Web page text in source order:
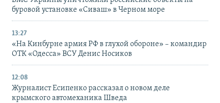
буровой установке «Сиваш» в Черном море
13:27
«На Кинбурне армия РФ в глухой обороне» – командир
ОТК «Одесса» ВСУ Денис Носиков
12:08
Журналист Есипенко рассказал о новом деле
крымского автомеханика Шведа